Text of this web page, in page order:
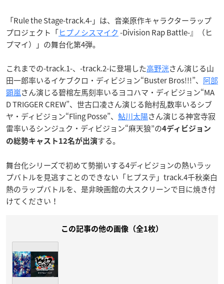
「Rule the Stage-track.4-」は、音楽原作キャラクターラップ
プロジェクト「ヒプノシスマイク -Division Rap Battle-』（ヒ
プマイ）」の舞台化第4弾。
これまでの-track.1-、-track.2-に登場した高野洸さん演じる山
田一郎率いるイケブクロ・ディビジョン“Buster Bros!!!”、 阿部
顕嵐さん演じる碧棺左馬刻率いるヨコハマ・ディビジョン“MA
D TRIGGER CREW”、世古口凌さん演じる飴村乱数率いるシブ
ヤ・ディビジョン“Fling Posse”、 鮎川太陽さん演じる神宮寺寂
雷率いるシンジュク・ディビジョン“麻天狼”の4ディビジョン
の総勢キャスト12名が出演する。
舞台化シリーズで初めて勢揃いする4ディビジョンの熱いラッ
プバトルを見逃すことのできない「ヒプステ」track.4千秋楽白
熱のラップバトルを、是非映画館の大スクリーンで目に焼き付
けてください！
この記事の他の画像（全1枚）